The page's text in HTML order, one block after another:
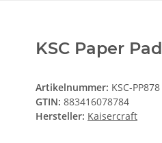
KSC Paper
Artikelnummer: KSC-PP878
GTIN: 883416078784
Hersteller: Kaisercraft